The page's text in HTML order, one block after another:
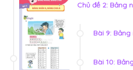
Chủ đề 2: Bảng
Bài 9:
Bài 10: